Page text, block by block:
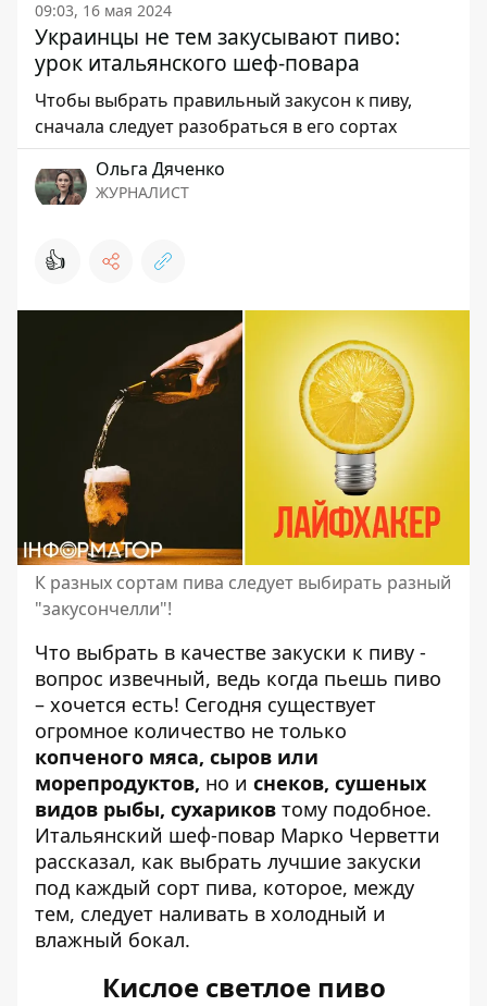
09:03, 16 мая 2024
Украинцы не тем закусывают пиво:
урок итальянского шеф-повара
Чтобы выбрать правильный закусон к пиву,
сначала следует разобраться в его сортах
Ольга Дяченко
ЖУРНАЛИСТ
👍
К разных сортам пива следует выбирать разный
"закусончелли"!
Что выбрать в качестве закуски к пиву -
вопрос извечный, ведь когда пьешь пиво
– хочется есть! Сегодня существует
огромное количество не только
копченого мяса, сыров или
морепродуктов, но и снеков, сушеных
видов рыбы, сухариков тому подобное.
Итальянский шеф-повар Марко Черветти
рассказал, как выбрать лучшие закуски
под каждый сорт пива, которое, между
тем, следует наливать в холодный и
влажный бокал.
Кислое светлое пиво